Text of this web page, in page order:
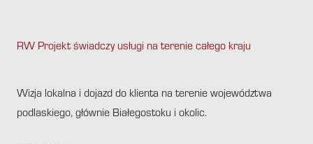
RW Projekt świadczy usługi na terenie całego kraju
Wizja lokalna i dojazd do klienta na terenie województwa
podlaskiego, głównie Białegostoku i okolic.